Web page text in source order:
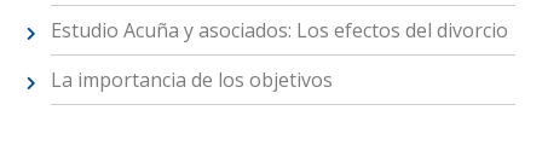
Estudio Acuña y asociados: Los efectos del divorcio
La importancia de los objetivos